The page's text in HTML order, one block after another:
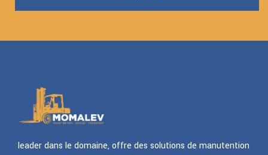
leader dans le domaine, offre des solutions de manutention